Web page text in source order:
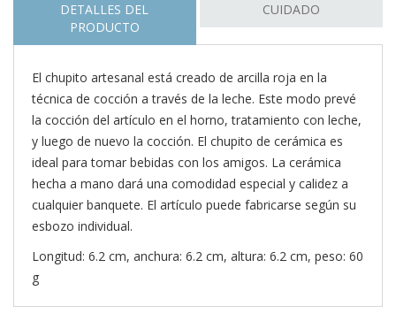
DETALLES DEL
PRODUCTO
CUIDADO
El chupito artesanal está creado de arcilla roja en la
técnica de cocción a través de la leche. Este modo prevé
la cocción del artículo en el horno, tratamiento con leche,
y luego de nuevo la cocción. El chupito de cerámica es
ideal para tomar bebidas con los amigos. La cerámica
hecha a mano dará una comodidad especial y calidez a
cualquier banquete. El artículo puede fabricarse según su
esbozo individual.
Longitud: 6.2 cm, anchura: 6.2 cm, altura: 6.2 cm, peso: 60
g